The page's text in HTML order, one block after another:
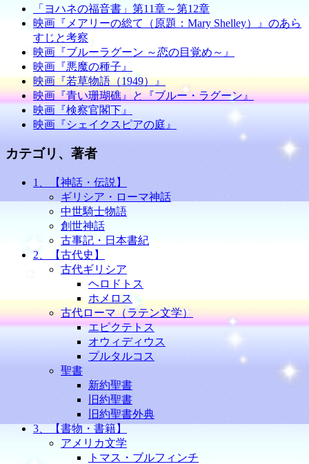
「ヨハネの福音書」第11章～第12章
映画『メアリーの総て（原題：Mary Shelley）』のあら
すじと考察
映画『ブルーラグーン ～恋の目覚め～』
映画『悪魔の種子』
映画『若草物語（1949）』
映画『青い珊瑚礁』と『ブルー・ラグーン』
映画『検察官閣下』
映画『シェイクスピアの庭』
カテゴリ、著者
1、【神話・伝説】
ギリシア・ローマ神話
中世騎士物語
創世神話
古事記・日本書紀
2、【古代史】
古代ギリシア
ヘロドトス
ホメロス
古代ローマ（ラテン文学）
エピクテトス
オウィディウス
プルタルコス
聖書
新約聖書
旧約聖書
旧約聖書外典
3、【書物・書籍】
アメリカ文学
トマス・ブルフィンチ